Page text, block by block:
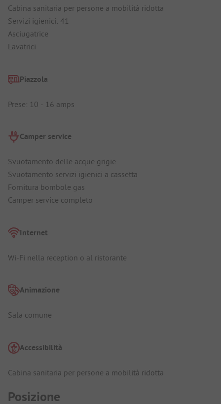
Cabina sanitaria per persone a mobilità ridotta
Servizi igienici: 41
Asciugatrice
Lavatrici
Piazzola
Prese: 10 - 16 amps
Camper service
Svuotamento delle acque grigie
Svuotamento servizi igienici a cassetta
Fornitura bombole gas
Camper service completo
Internet
Wi-Fi nella reception o al ristorante
Animazione
Sala comune
Accessibilità
Cabina sanitaria per persone a mobilità ridotta
Posizione